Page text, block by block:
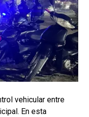
vehicular entre
En esta